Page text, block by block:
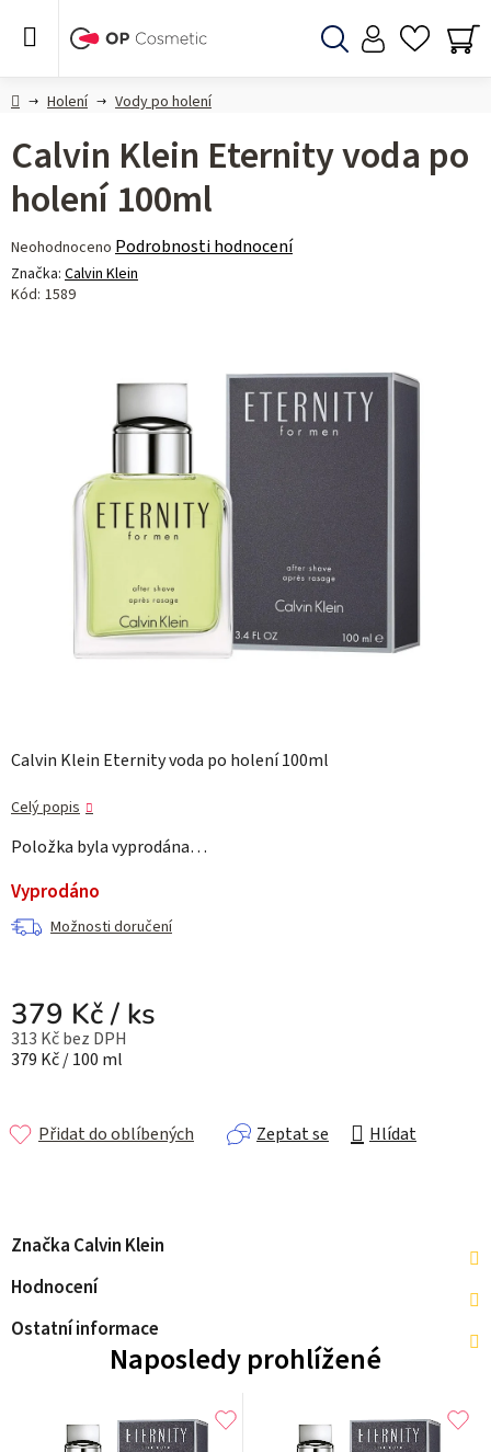
DomůHolení Vody po holení
Calvin Klein Eternity voda po holení 100ml
Celý popis
Položka byla vyprodána…
Vyprodáno
Možnosti doručení
379 Kč/ ks
313 Kč bez DPH
Měrná cena:
379 Kč / 100 ml
Zeptat se Hlídat
Přidat do oblíbených
Calvin Klein Eternity voda po
holení 100ml
Průměrné
hodnocení
produktu
Neohodnoceno Podrobnosti hodnocení
Značka: Calvin Klein
Kód: 1589
Značka Calvin Klein
Hodnocení
Ostatní informace
Naposledy prohlížené